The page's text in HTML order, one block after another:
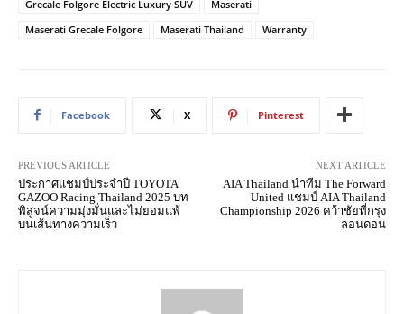
Grecale Folgore Electric Luxury SUV
Maserati
Maserati Grecale Folgore
Maserati Thailand Warranty
Facebook X Pinterest
PREVIOUS ARTICLE
ประกาศแชมป์ประจำปี TOYOTA
GAZOO Racing Thailand 2025 บท
พิสูจน์ความมุ่งมั่นและไม่ยอมแพ้
บนเส้นทางความเร็ว
NEXT ARTICLE
AIA Thailand นำทีม The Forward
United แชมป์ AIA Thailand
Championship 2026 คว้าชัยที่กรุง
ลอนดอน